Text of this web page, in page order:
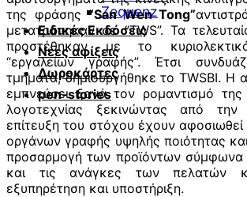
Zequenz
Ειδικές Εκδόσεις
Νέες αφίξεις
Δωροκάρτες
pen-stories
της φράσης“San Wen Tong”
μετατράπηκαν σε “TWS”. Τα
προστέθηκαν με το
“εργαλείων γραφής”. Έτσι
τμήματα, δημιουργήθηκε το TWSBI. Η
εμπνεύσει ξανά τον ρομαντισμό
λογοτεχνίας ξεκινώντας από
επίτευξη του στόχου έχουν
οργάνων γραφής υψηλής ποιότητας
προσαρμογή των προϊόντων σύμφωνα
και τις ανάγκες των πελατών
εξυπηρέτηση και υποστήριξη.